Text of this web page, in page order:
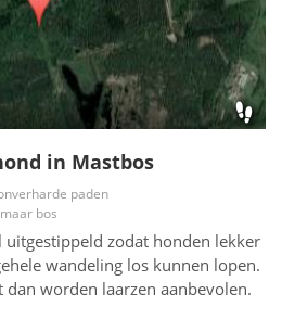
in Mastbos
paden
bos
uitgestippeld zodat honden lekker
wandeling los kunnen lopen.
dan worden laarzen aanbevolen.